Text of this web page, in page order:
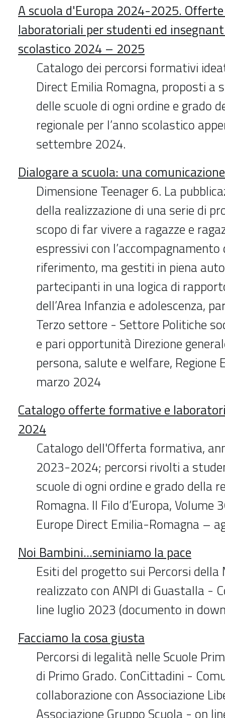
A scuola d'Europa 2024-2025.
laboratoriali per studenti ed
scolastico 2024 – 2025
Catalogo dei percorsi formativi
Direct Emilia Romagna, proposti a
delle scuole di ogni ordine e grado
regionale per l’anno scolastico
settembre 2024.
Dialogare a scuola: una
Dimensione Teenager 6. La
della realizzazione di una serie di
scopo di far vivere a ragazze e
espressivi con
riferimento, ma gestiti in piena
partecipanti in una logica di
dell’Area Infanzia e adolescenza,
Terzo settore - Settore Politiche
e pari opportunità Direzione
persona, salute e welfare,
marzo 2024
Catalogo offerte formative e
2024
Catalogo dell'Offerta formativa,
2023-2024; percorsi rivolti a
scuole di ogni ordine e grado della
Romagna. Il Filo d’Europa, Volume
Europe Direct Emilia-Romagna –
Noi Bambini…seminiamo la pace
Esiti del progetto sui Percorsi della
realizzato con ANPI di Guastalla -
line luglio 2023 (documento in
Facciamo la cosa giusta
Percorsi di legalità nelle Scuole
di Primo Grado. ConCittadini -
collaborazione con Associazione
Associazione Gruppo Scuola - on